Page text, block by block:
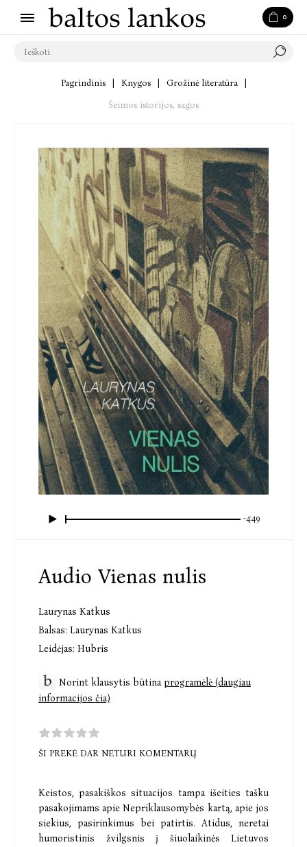
0
Pagrindinis Knygos Grožinė literatūra
Šeimos istorijos, sagos
-4:49
Audio Vienas nulis
Laurynas Katkus
Balsas: Laurynas Katkus
Leidėjas: Hubris
Norint klausytis būtinaprogramėlė (daugiau
informacijos čia)
ŠI PREKĖ DAR NETURI KOMENTARŲ
Keistos, pasakiškos situacijos tampa išeities tašku
pasakojimams apie Nepriklausomybės kartą, apie jos
siekius, pasirinkimus bei patirtis. Atidus, neretai
humoristinis žvilgsnis į šiuolaikinės Lietuvos